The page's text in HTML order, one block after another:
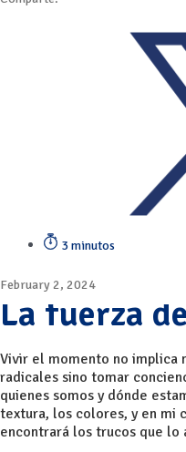
3 minutos
February 2, 2024
La fuerza
Vivir el momento no implica
radicales sino tomar
quienes somos y dónde
textura, los colores, y en mi
encontrará los trucos que